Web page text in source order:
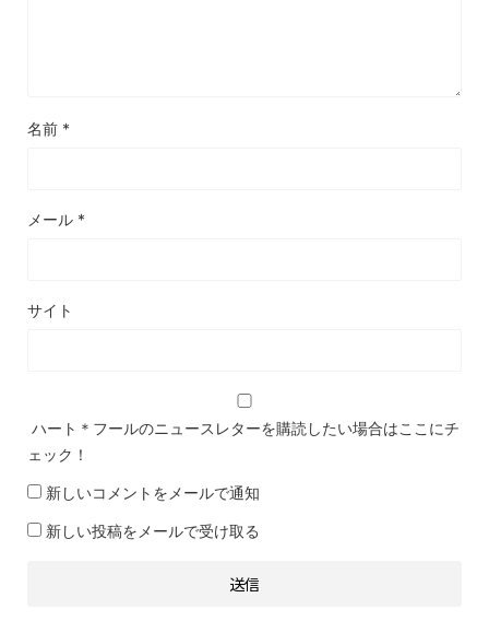
名前 *
メール *
サイト
ハート＊フールのニュースレターを購読したい場合はここにチ
ェック！
新しいコメントをメールで通知
新しい投稿をメールで受け取る